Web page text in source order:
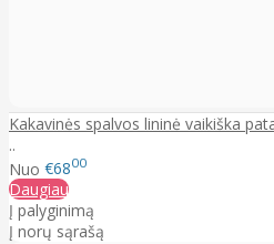
Kakavinės spalvos lininė vaikiška
..
Nuo €6800
Daugiau
Į palyginimą
Į norų sąrašą